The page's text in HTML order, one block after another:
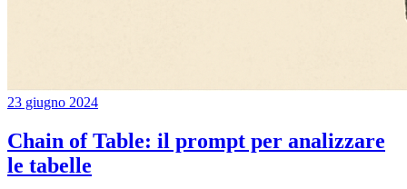
23 giugno 2024
Chain of Table: il prompt per analizzare
le tabelle